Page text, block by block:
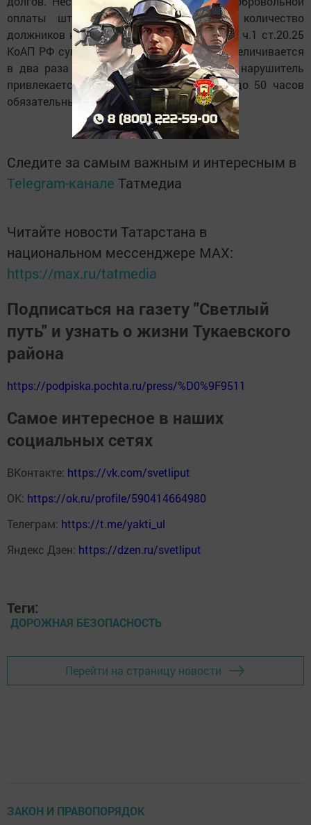
оплаты штрафов с 30 до 60 дней, количество
должников не уменьшается. На основании ч.1 ст.20.25
КоАП РФ сумма неуплаченного штрафа увеличивается
в два раза (но не менее 1000 руб) либо нарушитель
привлекается к аресту на 15 суток или до 50 часов
обязательных работ.
Следите за самым важным и интересным в
Telegram-канале Татмедиа
Читайте новости Татарстана в
национальном мессенджере MАХ:
https://max.ru/tatmedia
Подписаться на газету "Светлый
путь" и узнать о жизни Тукаевского
района
https://podpiska.pochta.ru/press/%D0%9F9511
Самое интересное в наших
социальных сетях
ВКонтакте: https://vk.com/svetliput
ОК: https://ok.ru/profile/590414664980
Телеграм: https://t.me/yakti_ul
Яндекс Дзен: https://dzen.ru/svetliput
Теги:
ДОРОЖНАЯ БЕЗОПАСНОСТЬ
Перейти на страницу новости
ЗАКОН И ПРАВОПОРЯДОК